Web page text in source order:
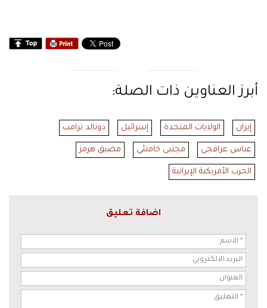
أبرز العناوين ذات الصلة:
إيران الولايات المتحدة إسرائيل دونالد ترامب
عباس عراقجي مجتبى خامنئي مضيق هرمز
الحرب الأمريكية الإيرانية
اضافة تعليق